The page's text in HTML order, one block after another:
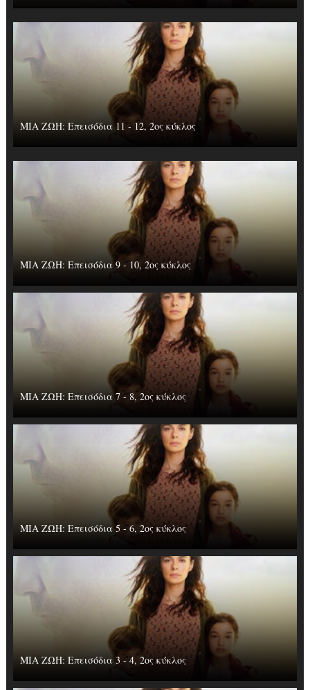
ΜΙΑ ΖΩΗ: Επεισόδια 11 - 12, 2ος κύκλος
ΜΙΑ ΖΩΗ: Επεισόδια 9 - 10, 2ος κύκλος
ΜΙΑ ΖΩΗ: Επεισόδια 7 - 8, 2ος κύκλος
ΜΙΑ ΖΩΗ: Επεισόδια 5 - 6, 2ος κύκλος
ΜΙΑ ΖΩΗ: Επεισόδια 3 - 4, 2ος κύκλος